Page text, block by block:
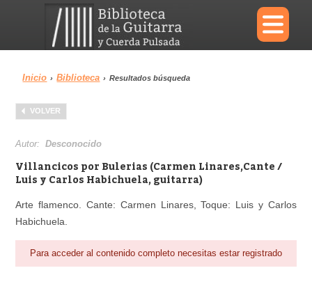
×
Menu
Biblioteca
Reproductor
Inicio › Biblioteca › Resultados búsqueda
VOLVER
Autor:Desconocido
Villancicos por Bulerias (Carmen Linares,Cante /
Luis y Carlos Habichuela, guitarra)
Arte flamenco. Cante: Carmen Linares, Toque: Luis y Carlos
Habichuela.
Para acceder al contenido completo necesitas estar registrado